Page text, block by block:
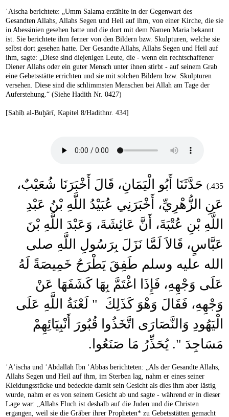
ʿAischa berichtete: „Umm Salama erzählte in der Gegenwart des
Gesandten Allahs, Allahs Segen und Heil auf ihm, von einer Kirche, die sie
in Abessinien gesehen hatte und die dort mit dem Namen Maria bekannt
ist. Sie berichtete ihm ferner von den Bildern bzw. Skulpturen, welche sie
selbst dort gesehen hatte. Der Gesandte Allahs, Allahs Segen und Heil auf
ihm, sagte: „Diese sind diejenigen Leute, die - wenn ein rechtschaffener
Diener Allahs oder ein guter Mensch unter ihnen stirbt - auf seinem Grab
eine Gebetsstätte errichten und sie mit solchen Bildern bzw. Skulpturen
versehen. Diese sind die schlimmsten Menschen bei Allah am Tage der
Auferstehung.“ (Siehe Hadith Nr. 0427)
[Ṣaḥīḥ al-Buḫārī, Kapitel 8/Hadithnr. 434]
435.)
حَدَّثَنَا أَبُو الْيَمَانِ، قَالَ أَخْبَرَنَا شُعَيْبٌ،
عَنِ الزُّهْرِيِّ، أَخْبَرَنِي عُبَيْدُ اللَّهِ بْنُ عَبْدِ
اللَّهِ بْنِ عُتْبَةَ، أَنَّ عَائِشَةَ، وَعَبْدَ اللَّهِ بْنَ
عَبَّاسٍ، قَالاَ لَمَّا نَزَلَ بِرَسُولِ اللَّهِ صلى
الله عليه وسلم طَفِقَ يَطْرَحُ خَمِيصَةً لَهُ
عَلَى وَجْهِهِ، فَإِذَا اغْتَمَّ بِهَا كَشَفَهَا عَنْ
وَجْهِهِ، فَقَالَ وَهْوَ كَذَلِكَ ‏ "‏ لَعْنَةُ اللَّهِ عَلَى
الْيَهُودِ وَالنَّصَارَى اتَّخَذُوا قُبُورَ أَنْبِيَائِهِمْ
مَسَاجِدَ ‏"‏‏.‏ يُحَذِّرُ مَا صَنَعُوا‏.‏
ʿAʾischa und ʿAbdallāh Ibn ʿAbbas berichteten: „Als der Gesandte Allahs,
Allahs Segen und Heil auf ihm, im Sterben lag, nahm er eines seiner
Kleidungsstücke und bedeckte damit sein Gesicht als dies ihm aber lästig
wurde, nahm er es von seinem Gesicht ab und sagte - während er in dieser
Lage war: „Allahs Fluch ist deshalb auf die Juden und die Christen
ergangen, weil sie die Gräber ihrer Propheten* zu Gebetsstätten gemacht